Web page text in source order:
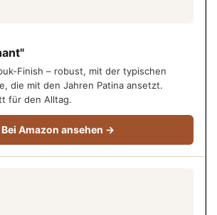
Finish – robust, mit der typischen
die mit den Jahren Patina ansetzt.
für den Alltag.
Bei Amazon ansehen →